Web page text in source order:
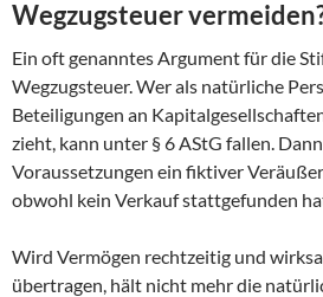
Wegzugsteuer
Ein oft genanntes Argument für die
Wegzugsteuer. Wer als natürliche
Beteiligungen an
zieht, kann unter § 6 AStG fallen.
Voraussetzungen ein fiktiver
obwohl kein Verkauf stattgefunden
Wird Vermögen rechtzeitig und
übertragen, hält nicht mehr die